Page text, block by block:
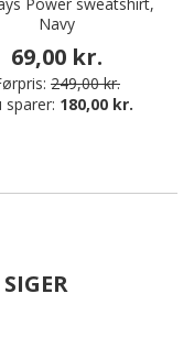
Navy
69,00 kr.
249,00 kr.
sparer: 180,00 kr.